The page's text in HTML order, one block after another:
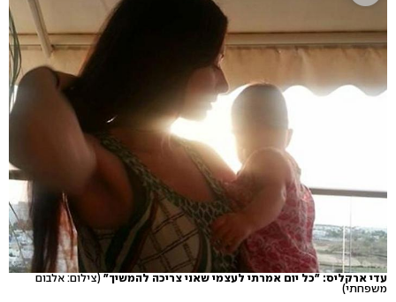
עדי ארקליס: "כל יום אמרתי לעצמי שאני צריכה להמשיך"(צילום: אלבום
משפחתי)